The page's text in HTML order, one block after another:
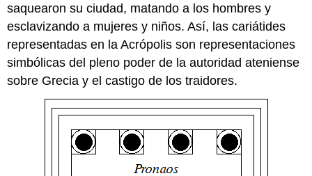
saquearon su ciudad, matando a los hombres y
esclavizando a mujeres y niños. Así, las cariátides
representadas en la Acrópolis son representaciones
simbólicas del pleno poder de la autoridad ateniense
sobre Grecia y el castigo de los traidores.